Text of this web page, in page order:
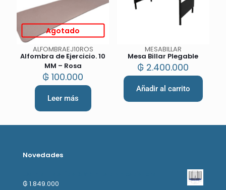
Agotado
ALFOMBRAEJ10ROS
Alfombra de Ejercicio. 10
MM – Rosa
₲ 100.000
Leer más
MESABILLAR
Mesa Billar Plegable
₲ 2.400.000
Añadir al carrito
Novedades
₲ 1.849.000